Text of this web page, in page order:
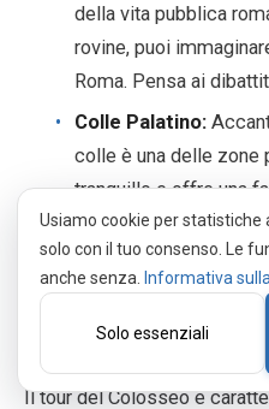
della vita pubblica
rovine, puoi
Roma. Pensa ai
Colle Palatino:
colle è una delle zone
tranquillo e offre una
Romano e sul Circo
rovine dei palazzi
storia di Roma.
Il tour del Colosseo è
Usiamo cookie per statistiche
solo con il tuo consenso. Le
anche senza.
Informativa
Solo essenziali